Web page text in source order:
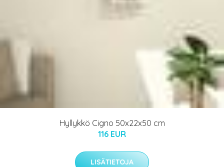
Hyllykkö Cigno 50x22x50 cm
116 EUR
LISÄTIETOJA